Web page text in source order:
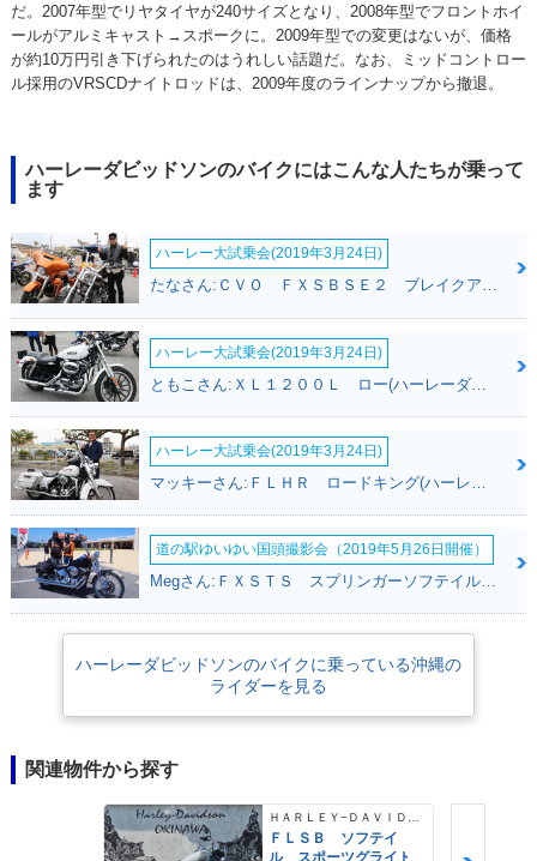
だ。2007年型でリヤタイヤが240サイズとなり、2008年型でフロントホイ
ールがアルミキャスト→スポークに。2009年型での変更はないが、価格
が約10万円引き下げられたのはうれしい話題だ。なお、ミッドコントロー
ル採用のVRSCDナイトロッドは、2009年度のラインナップから撤退。
ハーレーダビッドソンのバイクにはこんな人たちが乗って
ます
ハーレー大試乗会(2019年3月24日)
たなさん:ＣＶＯ ＦＸＳＢＳＥ２ ブレイクアウト(ハーレーダビッドソン)
ハーレー大試乗会(2019年3月24日)
ハーレー大試乗会(2019年3月24日)
道の駅ゆいゆい国頭撮影会（2019年5月26日開催）
ハーレーダビッドソンのバイクに乗っている沖縄の
ライダーを見る
関連物件から探す
ＦＬＳＢ ソフテイ
ル スポーツグライド